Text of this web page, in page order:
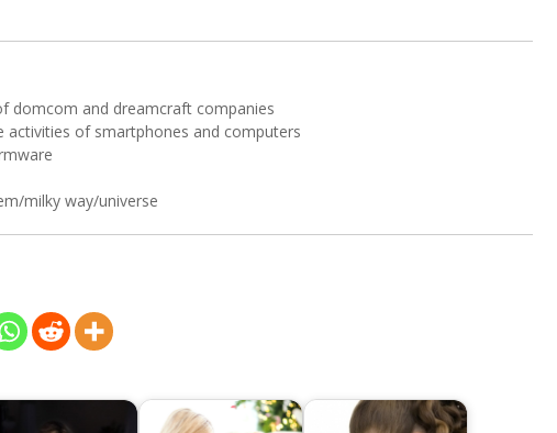
domcom and dreamcraft companies
activities of smartphones and computers
milky way/universe